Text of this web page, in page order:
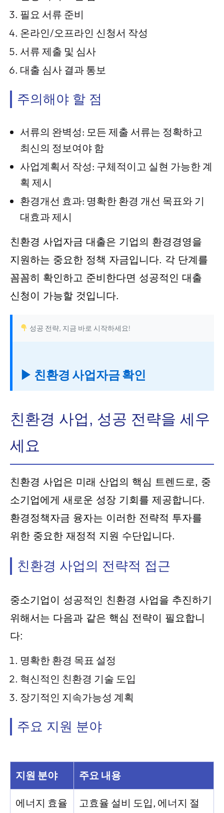
필요 서류 준비
온라인/오프라인 신청서 작성
서류 제출 및 심사
대출 심사 결과 통보
주의해야 할 점
서류의 완벽성: 모든 제출 서류는 정확하고
최신의 정보여야 함
사업계획서 작성: 구체적이고 실현 가능한 계
획 제시
환경개선 효과: 명확한 환경 개선 목표와 기
대효과 제시
친환경 사업자금 대출은 기업의 환경경영을
지원하는 중요한 정책 자금입니다. 각 단계를
꼼꼼히 확인하고 준비한다면 성공적인 대출
신청이 가능할 것입니다.
성공 전략, 지금 바로 시작하세요!
▶ 친환경 사업자금 확인
친환경 사업, 성공 전략을 세우
세요
친환경 사업은 미래 산업의 핵심 트렌드로, 중
소기업에게 새로운 성장 기회를 제공합니다.
환경정책자금 융자는 이러한 전략적 투자를
위한 중요한 재정적 지원 수단입니다.
친환경 사업의 전략적 접근
중소기업이 성공적인 친환경 사업을 추진하기
위해서는 다음과 같은 핵심 전략이 필요합니
다:
명확한 환경 목표 설정
혁신적인 친환경 기술 도입
장기적인 지속가능성 계획
주요 지원 분야
지원 분야 주요 내용
에너지 효율
고효율 설비 도입, 에너지 절